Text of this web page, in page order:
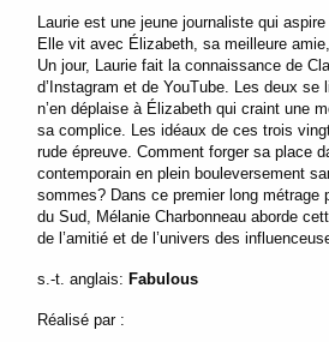
Laurie est une jeune journaliste qui
Elle vit avec Élizabeth, sa meilleure
Un jour, Laurie fait la connaissance de
d’Instagram et de YouTube. Les deux se
n’en déplaise à Élizabeth qui craint une
sa complice. Les idéaux de ces trois
rude épreuve. Comment forger sa place
contemporain en plein bouleversement
sommes? Dans ce premier long métrage
du Sud, Mélanie Charbonneau aborde
de l’amitié et de l’univers des
s.-t. anglais: Fabulous
Réalisé par :